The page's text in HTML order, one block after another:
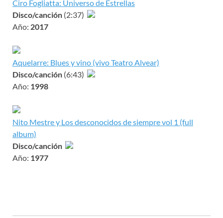
Ciro Fogliatta: Universo de Estrellas
Disco/canción (2:37)
Año: 2017
Aquelarre: Blues y vino (vivo Teatro Alvear)
Disco/canción (6:43)
Año: 1998
Nito Mestre y Los desconocidos de siempre vol 1 (full
album)
Disco/canción
Año: 1977